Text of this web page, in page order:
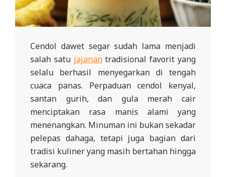
Cendol dawet segar sudah lama menjadi
salah satu jajanantradisional favorit yang
selalu berhasil menyegarkan di tengah
cuaca panas. Perpaduan cendol kenyal,
santan gurih, dan gula merah cair
menciptakan rasa manis alami yang
menenangkan. Minuman ini bukan sekadar
pelepas dahaga, tetapi juga bagian dari
tradisi kuliner yang masih bertahan hingga
sekarang.